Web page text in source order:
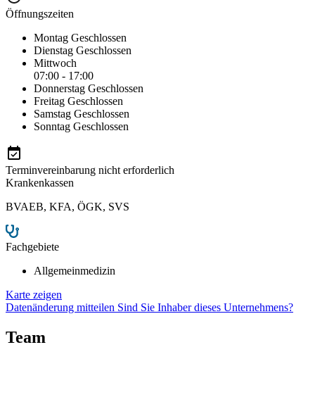
Öffnungszeiten
Montag Geschlossen
Dienstag Geschlossen
Mittwoch
07:00 - 17:00
Donnerstag Geschlossen
Freitag Geschlossen
Samstag Geschlossen
Sonntag Geschlossen
Terminvereinbarung nicht erforderlich
Krankenkassen
BVAEB, KFA, ÖGK, SVS
Fachgebiete
Allgemeinmedizin
Karte zeigen
Datenänderung mitteilen Sind Sie Inhaber dieses Unternehmens?
Team